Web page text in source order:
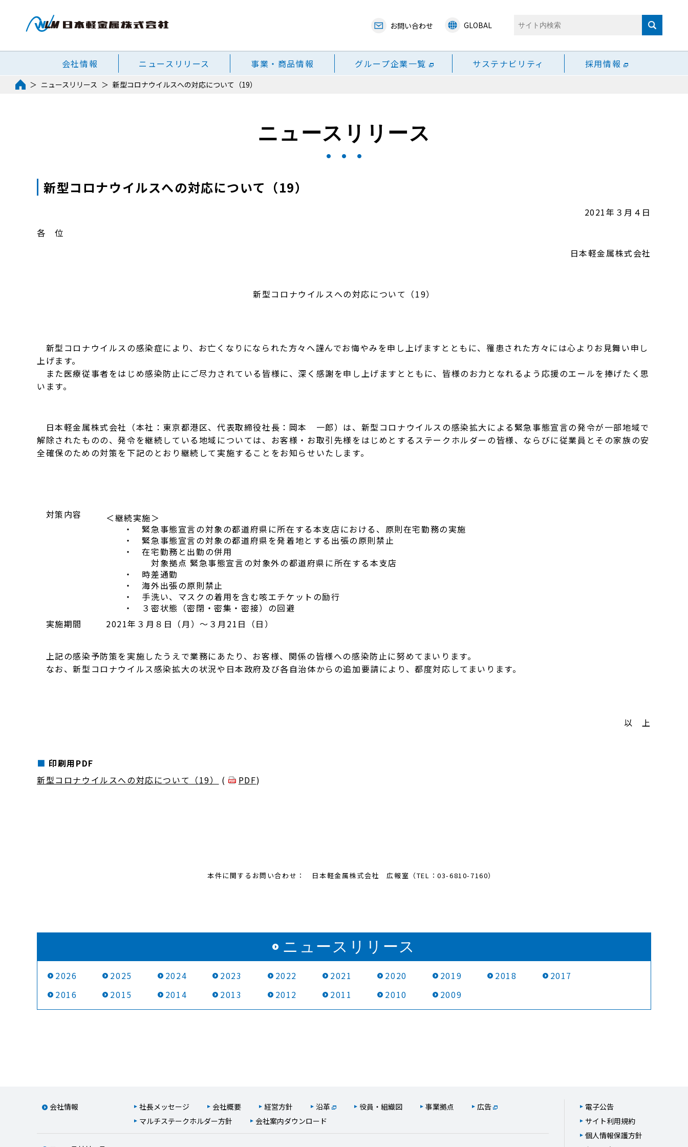
お問い合わせ GLOBAL
会社情報 ニュースリリース 事業・商品情報 グループ企業一覧 サステナビリティ 採用情報
ニュースリリース 新型コロナウイルスへの対応について（19）
ニュースリリース
新型コロナウイルスへの対応について（19）
2021年３月４日
各 位
日本軽金属株式会社
新型コロナウイルスへの対応について（19）
新型コロナウイルスの感染症により、お亡くなりになられた方々へ謹んでお悔やみを申し上げますとともに、罹患された方々には心よりお見舞い申し
上げます。
また医療従事者をはじめ感染防止にご尽力されている皆様に、深く感謝を申し上げますとともに、皆様のお力となれるよう応援のエールを捧げたく思
います。
日本軽金属株式会社（本社：東京都港区、代表取締役社長：岡本 一郎）は、新型コロナウイルスの感染拡大による緊急事態宣言の発令が一部地域で
解除されたものの、発令を継続している地域については、お客様・お取引先様をはじめとするステークホルダーの皆様、ならびに従業員とその家族の安
全確保のための対策を下記のとおり継続して実施することをお知らせいたします。
対策内容
＜継続実施＞
・ 緊急事態宣言の対象の都道府県に所在する本支店における、原則在宅勤務の実施
・ 緊急事態宣言の対象の都道府県を発着地とする出張の原則禁止
・ 在宅勤務と出勤の併用
対象拠点 緊急事態宣言の対象外の都道府県に所在する本支店
・ 時差通勤
・ 海外出張の原則禁止
・ 手洗い、マスクの着用を含む咳エチケットの励行
・ ３密状態（密閉・密集・密接）の回避
実施期間
2021年３月８日（月）～３月21日（日）
上記の感染予防策を実施したうえで業務にあたり、お客様、関係の皆様への感染防止に努めてまいります。
なお、新型コロナウイルス感染拡大の状況や日本政府及び各自治体からの追加要請により、都度対応してまいります。
以 上
印刷用PDF
新型コロナウイルスへの対応について（19）
( PDF)
本件に関するお問い合わせ： 日本軽金属株式会社 広報室（TEL：03-6810-7160）
ニュースリリース
2026 2025 2024 2023 2022 2021 2020 2019 2018
2017
2016
2015 2014 2013 2012 2011 2010 2009
会社情報 社長メッセージ 会社概要 経営方針 沿革 役員・組織図 事業拠点
広告
マルチステークホルダー方針
会社案内ダウンロード
電子公告
サイト利用規約
個人情報保護方針